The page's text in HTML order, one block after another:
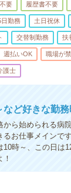
要 履歴書不要
日勤務 土日祝休
交替制勤務 扶
週払いOK 職場が
護士
ど好きな勤
から始められる
お仕事メインで
時～、この日は